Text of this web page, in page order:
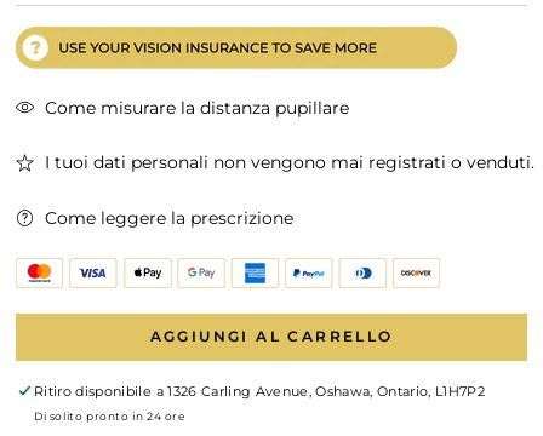
Come misurare la distanza pupillare
I tuoi dati personali non vengono mai registrati o venduti.
Come leggere la prescrizione
AGGIUNGI AL CARRELLO
Ritiro disponibile a1326 Carling Avenue, Oshawa, Ontario, L1H7P2
Di solito pronto in 24 ore